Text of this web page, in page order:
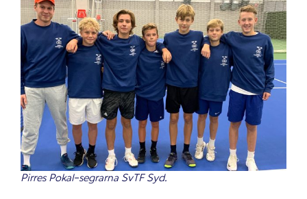
Pirres Pokal-segrarna SvTF Syd.